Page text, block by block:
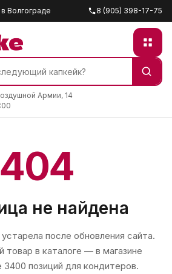
Волгограде 8 (905) 398-17-75
Армии, 14
404
не найдена
после обновления сайта.
товар в каталоге — в магазине
3400 позиций для кондитеров.